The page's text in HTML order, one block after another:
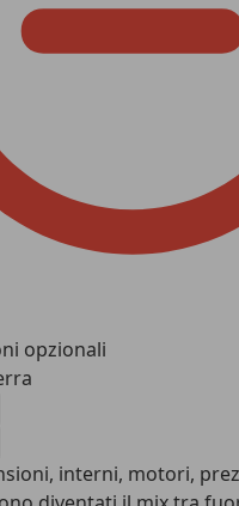
opzionali
interni, motori,